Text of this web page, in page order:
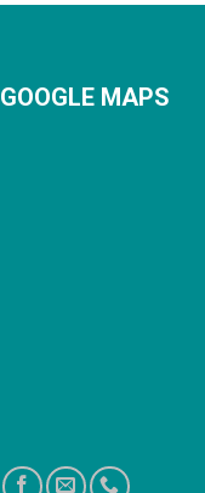
GOOGLE MAPS